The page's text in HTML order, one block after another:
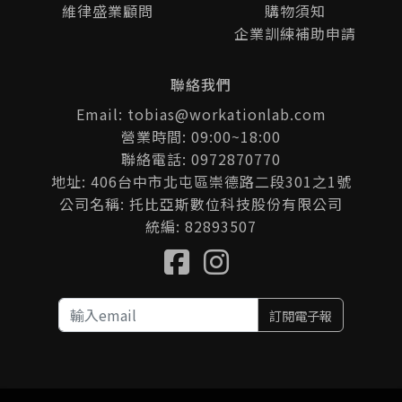
維律盛業顧問
購物須知
企業訓練補助申請
聯絡我們
Email: tobias@workationlab.com
營業時間: 09:00~18:00
聯絡電話: 0972870770
地址: 406台中市北屯區崇德路二段301之1號
公司名稱: 托比亞斯數位科技股份有限公司
統編: 82893507
訂閱電子報